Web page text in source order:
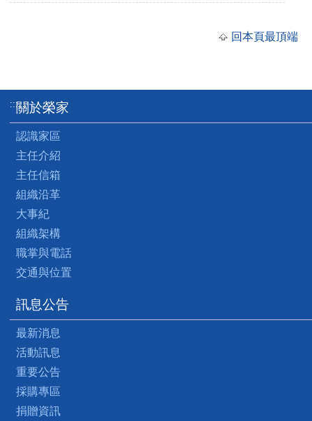
回本頁最頂端
:::關於榮家
認識家區
主任介紹
主任信箱
組織沿革
大事紀
組織架構
職掌與電話
交通與位置
訊息公告
最新消息
活動訊息
重要公告
採購專區
捐贈資訊